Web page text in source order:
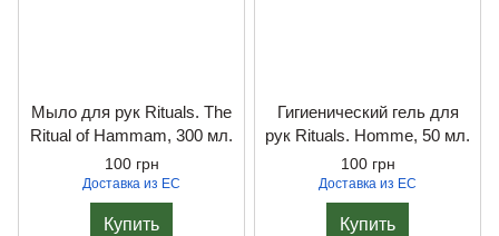
Мыло для рук Rituals. The
Ritual of Hammam, 300 мл.
100 грн
Доставка из ЕС
Купить
Гигиенический гель для
рук Rituals. Homme, 50 мл.
100 грн
Доставка из ЕС
Купить